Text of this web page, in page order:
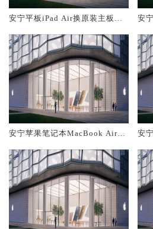
安宁平板iPad Air换原装主板维
安
安宁苹果笔记本MacBook Air换
安